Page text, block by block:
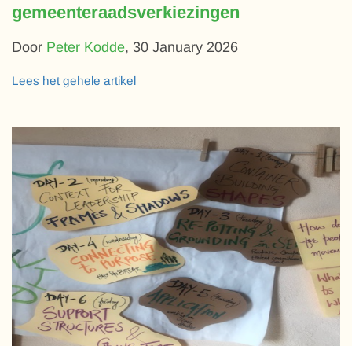
gemeenteraadsverkiezingen
Door Peter Kodde, 30 January 2026
Lees het gehele artikel